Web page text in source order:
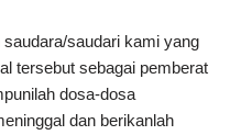
saudara/saudari kami yang
tersebut sebagai pemberat
dosa-dosa
dan berikanlah